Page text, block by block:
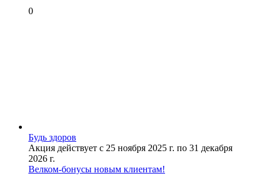
0
Будь здоров
Акция действует с 25 ноября 2025 г. по 31 декабря
2026 г.
Велком-бонусы новым клиентам!